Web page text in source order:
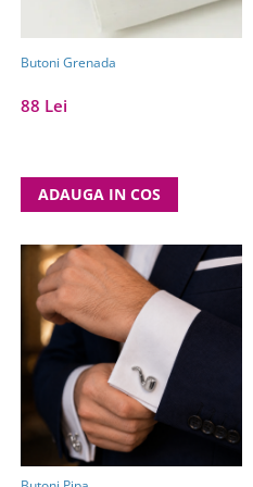
Butoni Grenada
88 Lei
ADAUGA IN COS